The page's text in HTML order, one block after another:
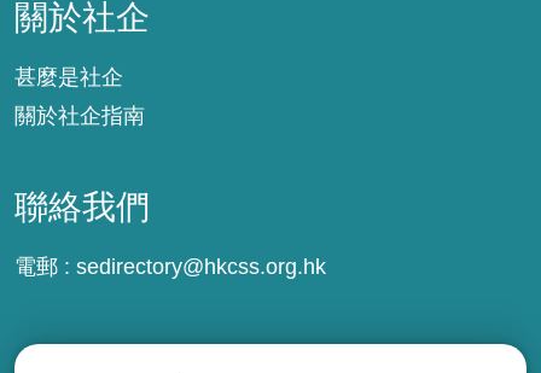
關於社企
甚麼是社企
關於社企指南
聯絡我們
電郵 : sedirectory@hkcss.org.hk